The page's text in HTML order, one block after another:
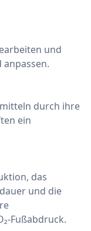
und
durch ihre
ein
das
und die
Fußabdruck.